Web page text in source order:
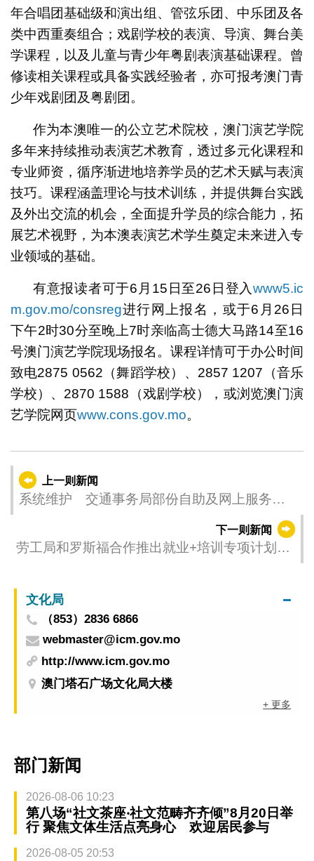
年合唱团基础级和演出组、管弦乐团、中乐团及各
类中西重奏组合；戏剧学校的表演、导演、舞台美
学课程，以及儿童与青少年粤剧表演基础课程。曾
修读相关课程或具备实践经验者，亦可报考澳门青
少年戏剧团及粤剧团。
作为本澳唯一的公立艺术院校，澳门演艺学院
多年来持续推动表演艺术教育，透过多元化课程和
专业师资，循序渐进地培养学员的艺术天赋与表演
技巧。课程涵盖理论与技术训练，并提供舞台实践
及外出交流的机会，全面提升学员的综合能力，拓
展艺术视野，为本澳表演艺术学生奠定未来进入专
业领域的基础。
有意报读者可于6月15日至26日登入www5.ic
m.gov.mo/consreg进行网上报名，或于6月26日
下午2时30分至晚上7时亲临高士德大马路14至16
号澳门演艺学院现场报名。课程详情可于办公时间
致电2875 0562（舞蹈学校）、2857 1207（音乐
学校）、2870 1588（戏剧学校），或浏览澳门演
艺学院网页www.cons.gov.mo。
上一则新闻
系统维护 交通事务局部份自助及网上服务短
下一则新闻
劳工局和罗斯福合作推出就业+培训专项计划
文化局
（853）2836 6866
webmaster@icm.gov.mo
http://www.icm.gov.mo
澳门塔石广场文化局大楼
+ 更多
部门新闻
2026-08-06 10:23
第八场“社文茶座‧社文范畴齐齐倾”8月20日举
行 聚焦文体生活点亮身心 欢迎居民参与
2026-08-05 20:53